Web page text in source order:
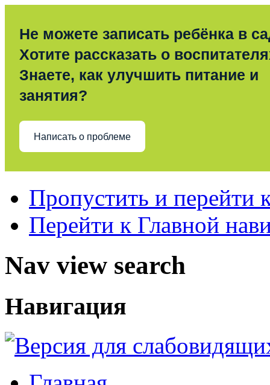
Не можете записать ребёнка в
Хотите рассказать о
Знаете, как улучшить питание и
занятия?
Написать о проблеме
Пропустить и перейти
Перейти к Главной
Nav view search
Навигация